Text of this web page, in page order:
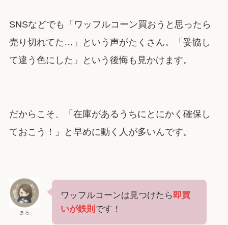
SNSなどでも「ワッフルコーン買おうと思ったら
売り切れてた…」という声がたくさん。「妥協し
て違う色にした」という後悔も見かけます。
だからこそ、「在庫があるうちにとにかく確保し
ておこう！」と早めに動く人が多いんです。
まろ
ワッフルコーンは見つけたら即買
いが鉄則 です！